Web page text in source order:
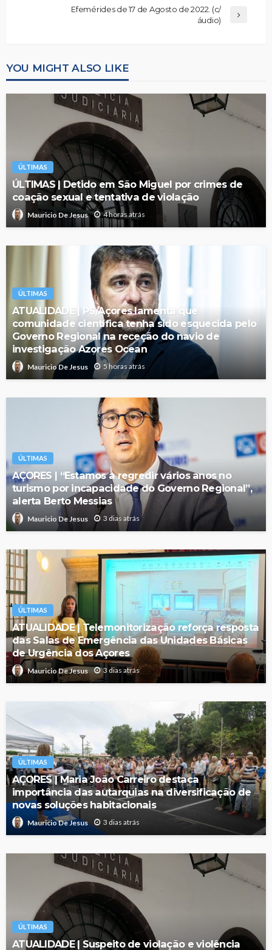
Efemérides de 17 de Agosto de 2022. (c/
áudio)
YOU MIGHT ALSO LIKE
ÚLTIMAS
ÚLTIMAS | Detido em São Miguel por crimes de
coação sexual e tentativa de violação
Mauricio De Jesus 4 horas atrás
ÚLTIMAS
ATUALIDADE | PS/Açores lamenta que
comunidade científica tenha sido esquecida pelo
Governo Regional na receção do navio de
investigação Azores Ocean
Mauricio De Jesus 5 horas atrás
ÚLTIMAS
AÇORES | “Estamos a regredir vários anos no
turismo por incapacidade do Governo Regional”,
alerta Berto Messias
Mauricio De Jesus 3 dias atrás
ÚLTIMAS
ATUALIDADE | Telemonitorização reforça resposta
das Salas de Emergência das Unidades Básicas
de Urgência dos Açores
Mauricio De Jesus 3 dias atrás
ÚLTIMAS
AÇORES | Maria João Carreiro destaca
importância das autarquias na diversificação de
novas soluções habitacionais
Mauricio De Jesus 3 dias atrás
ÚLTIMAS
ATUALIDADE | Suspeito de violação e violência